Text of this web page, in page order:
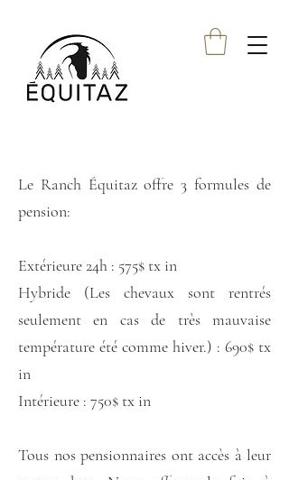
Le Ranch Équitaz offre 3 formules de
pension:
Extérieure 24h : 575$ tx in
Hybride (Les chevaux sont rentrés
seulement en cas de très mauvaise
température été comme hiver.) : 690$ tx
in
Intérieure : 750$ tx in
Tous nos pensionnaires ont accès à leur